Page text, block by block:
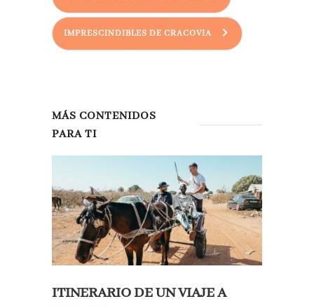
IMPRESCINDIBLES DE CRACOVIA
MÁS CONTENIDOS
PARA TI
ITINERARIO DE UN VIAJE A